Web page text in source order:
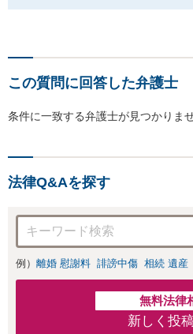
この質問に回答した弁護士
条件に一致する弁護士が見つかりま
法律Q&Aを探す
例） 離婚 慰謝料 誹謗中傷 相続 遺産
無料法律
新しく投